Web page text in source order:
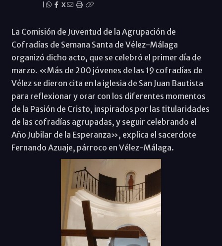
X
La Comisión de Juventud de la Agrupación de
Cofradías de Semana Santa de Vélez-Málaga
organizó dicho acto, que se celebró el primer día de
marzo. «Más de 200 jóvenes de las 19 cofradías de
Vélez se dieron cita en la iglesia de San Juan Bautista
para reflexionar y orar con los diferentes momentos
de la Pasión de Cristo, inspirados por las titularidades
de las cofradías agrupadas, y seguir celebrando el
Año Jubilar de la Esperanza», explica el sacerdote
Fernando Azuaje, párroco en Vélez-Málaga.